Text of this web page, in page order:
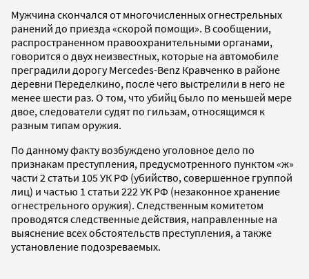
Мужчина скончался от многочисленных огнестрельных
ранений до приезда «скорой помощи». В сообщении,
распространенном правоохранительными органами,
говорится о двух неизвестных, которые на автомобиле
преградили дорогу Mercedes-Benz Кравченко в районе
деревни Переделкино, после чего выстрелили в него не
менее шести раз. О том, что убийц было по меньшей мере
двое, следователи судят по гильзам, относящимся к
разным типам оружия.
По данному факту возбуждено уголовное дело по
признакам преступления, предусмотренного пунктом «ж»
части 2 статьи 105 УК РФ (убийство, совершенное группой
лиц) и частью 1 статьи 222 УК РФ (незаконное хранение
огнестрельного оружия). Следственным комитетом
проводятся следственные действия, направленные на
выяснение всех обстоятельств преступления, а также
установление подозреваемых.